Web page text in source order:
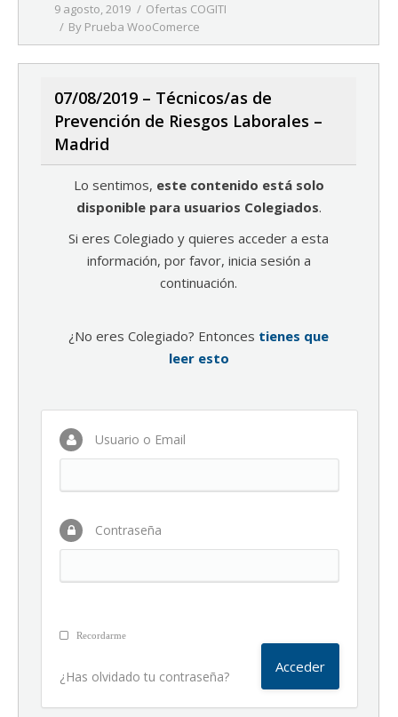
9 agosto, 2019
Ofertas COGITI
By Prueba WooComerce
07/08/2019 – Técnicos/as de
Prevención de Riesgos Laborales –
Madrid
Lo sentimos, este contenido está solo
disponible para usuarios Colegiados.
Si eres Colegiado y quieres acceder a esta
información, por favor, inicia sesión a
continuación.
¿No eres Colegiado? Entonces tienes que
leer esto
Usuario o Email
Contraseña
Recordarme
¿Has olvidado tu contraseña?